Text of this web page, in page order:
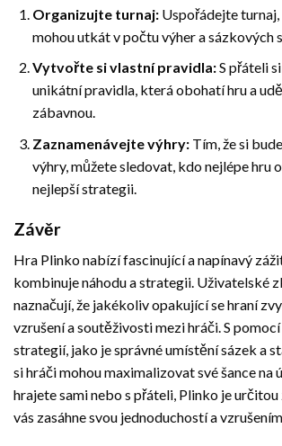
Organizujte turnaj:Uspořádejte turnaj,
mohou utkát v počtu výher a sázkových
Vytvořte si vlastní pravidla:S přáteli
unikátní pravidla, která obohatí hru a
zábavnou.
Zaznamenávejte výhry:Tím, že si
výhry, můžete sledovat, kdo nejlépe hru
nejlepší strategii.
Závěr
Hra Plinko nabízí fascinující a napínavý
kombinuje náhodu a strategii. Uživatelské
naznačují, že jakékoliv opakující se hraní
vzrušení a soutěživosti mezi hráči. S
strategií, jako je správné umístění sázek a
si hráči mohou maximalizovat své šance na
hrajete sami nebo s přáteli, Plinko je
vás zasáhne svou jednoduchostí a vzrušením